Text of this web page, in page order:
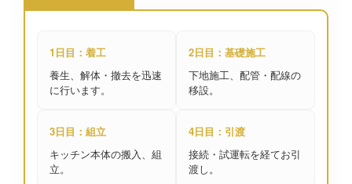
1日目：着工
養生、解体・撤去を迅速
に行います。
2日目：基礎施工
下地施工、配管・配線の
移設。
3日目：組立
キッチン本体の搬入、組
立。
4日目：引渡
接続・試運転を経てお引
渡し。